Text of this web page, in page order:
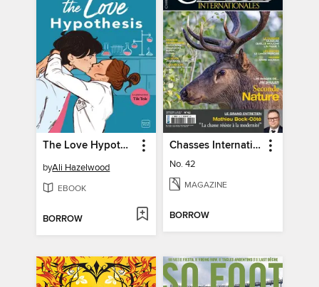
The Love Hypothesis
byAli Hazelwood
EBOOK
BORROW
Chasses Internationales
No. 42
MAGAZINE
BORROW